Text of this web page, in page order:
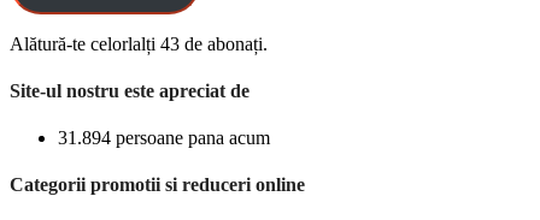
Alătură-te celorlalți 43 de abonați.
Site-ul nostru este apreciat de
31.894 persoane pana acum
Categorii promotii si reduceri online